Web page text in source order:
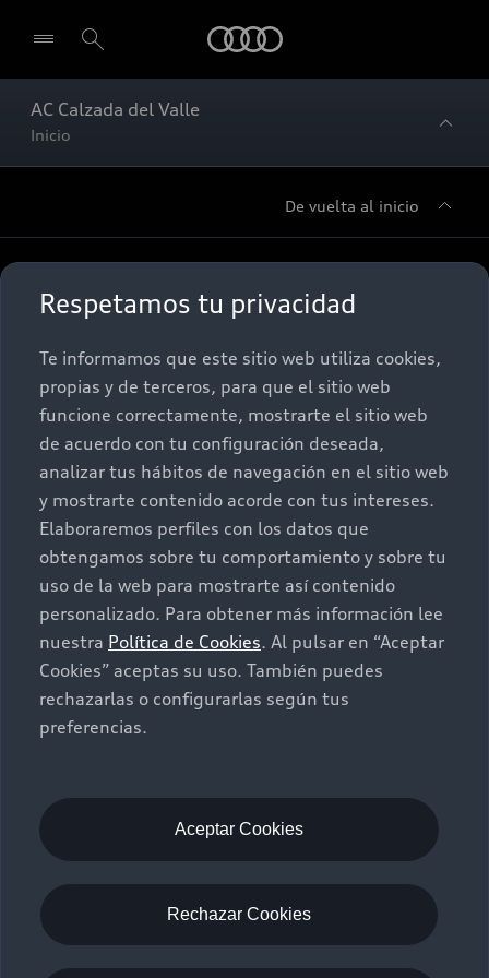
Respetamos tu privacidad
Te informamos que este sitio web utiliza cookies,
propias y de terceros, para que el sitio web
funcione correctamente, mostrarte el sitio web
de acuerdo con tu configuración deseada,
analizar tus hábitos de navegación en el sitio web
y mostrarte contenido acorde con tus intereses.
Elaboraremos perfiles con los datos que
obtengamos sobre tu comportamiento y sobre tu
uso de la web para mostrarte así contenido
personalizado. Para obtener más información lee
nuestra Política de Cookies. Al pulsar en “Aceptar
Cookies” aceptas su uso. También puedes
rechazarlas o configurarlas según tus
preferencias.
Aceptar Cookies
Rechazar Cookies
AC Calzada del Valle
Inicio
De vuelta al inicio
Sobre Nosotros
Nuestras Promociones
Postventa
Audi Aftersales
Autos Nuevos
Quiero un Audi nuevo
Seminuevos
Audi Certified :plus
Contacto
Contáctanos
Citas de servicio
Información de vehículo nuevo
Utilizamos cookies para mejorar nuestro sitio
web y tu experiencia en línea. Al continuar
cookies.
Aviso de privacidad